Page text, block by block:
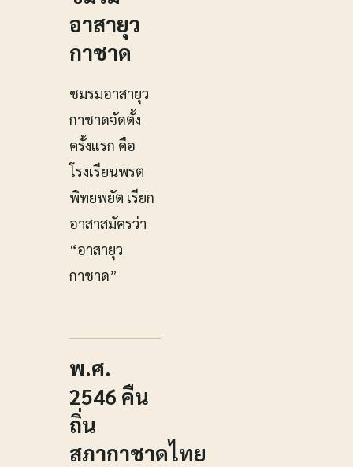
อาสายุว
กาชาด
ชมรมอาสายุว
กาชาดจัดตั้ง
ครั้งแรก คือ
โรงเรียนพรต
พิทยพยัต เรียก
อาสาสมัครว่า
“อาสายุว
กาชาด”
พ.ศ.
2546 คืน
ถิ่น
สภากาชาดไทย